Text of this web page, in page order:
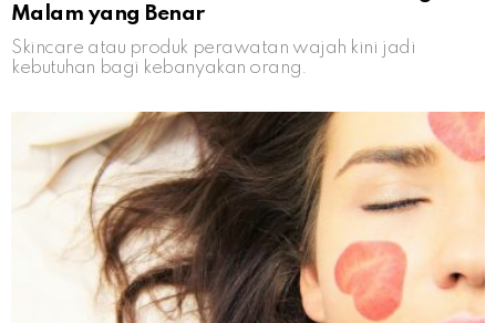
Malam yang Benar
Skincare atau produk perawatan wajah kini jadi
kebutuhan bagi kebanyakan orang.